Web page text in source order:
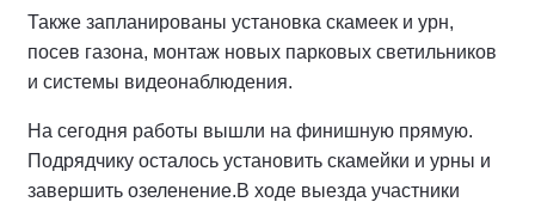
Также запланированы установка скамеек и урн,
посев газона, монтаж новых парковых светильников
и системы видеонаблюдения.
На сегодня работы вышли на финишную прямую.
Подрядчику осталось установить скамейки и урны и
завершить озеленение.В ходе выезда участники